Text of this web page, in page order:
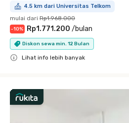
4.5 km dari Universitas Telkom
mulai dari Rp1.968.000
-10% Rp1.771.200 /bulan
Diskon sewa min. 12 Bulan
Lihat info lebih banyak